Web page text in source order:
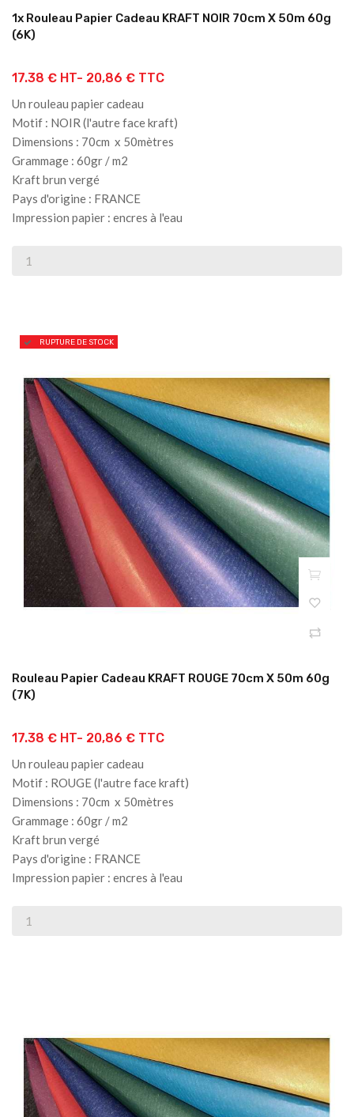
1x Rouleau Papier Cadeau KRAFT NOIR 70cm X 50m 60g
(6K)
17.38 € HT- 20,86 € TTC
Un rouleau papier cadeau
Motif : NOIR (l'autre face kraft)
Dimensions : 70cm x 50mètres
Grammage : 60gr / m2
Kraft brun vergé
Pays d'origine : FRANCE
Impression papier : encres à l'eau
Rouleau Papier Cadeau KRAFT ROUGE 70cm X 50m 60g
(7K)
17.38 € HT- 20,86 € TTC
Un rouleau papier cadeau
Motif : ROUGE (l'autre face kraft)
Dimensions : 70cm x 50mètres
Grammage : 60gr / m2
Kraft brun vergé
Pays d'origine : FRANCE
Impression papier : encres à l'eau
RUPTURE DE STOCK